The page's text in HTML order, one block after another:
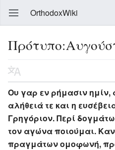
OrthodoxWiki
Ου γαρ εν ρήμασιν
αλήθειά τε και η
Γρηγόριον. Περί
τον αγώνα ποιούμαι. Καν
πραγμάτων ομοφωνή,